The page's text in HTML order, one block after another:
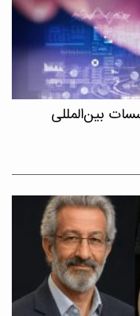
بین‌المللی